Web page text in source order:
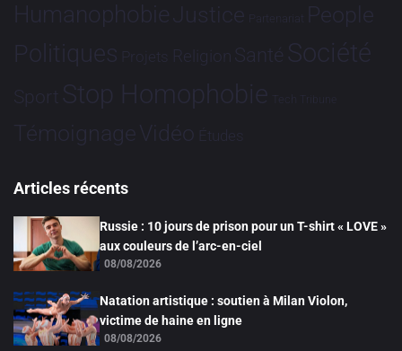
HumanophobieJustice Partenariat People
Politiques Projets Religion Santé Société
Sport Stop Homophobie Tech Tribune
TémoignageVidéo Études
Articles récents
Russie : 10 jours de prison pour un T-shirt « LOVE »
aux couleurs de l’arc-en-ciel
08/08/2026
Natation artistique : soutien à Milan Violon,
victime de haine en ligne
08/08/2026